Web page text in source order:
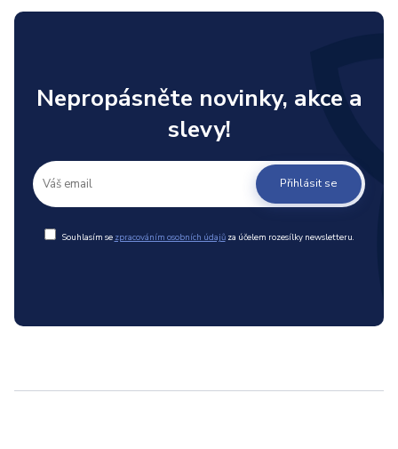
Nepropásněte novinky, akce a
slevy!
Přihlásit se
Souhlasím se zpracováním osobních údajůza účelem rozesílky newsletteru.